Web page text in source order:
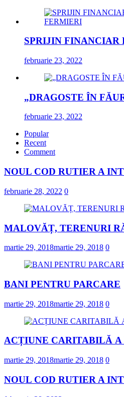
SPRIJIN FINANCIAR
februarie 23, 2022
„DRAGOSTE ÎN
februarie 23, 2022
Popular
Recent
Comment
NOUL COD RUTIER A
februarie 28, 2022 0
MALOVĂȚ, TERENURI
martie 29, 2018martie 29, 2018 0
BANI PENTRU PARCARE
martie 29, 2018martie 29, 2018 0
ACȚIUNE CARITABILĂ
martie 29, 2018martie 29, 2018 0
NOUL COD RUTIER A